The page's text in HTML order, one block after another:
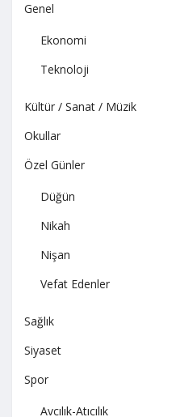
Genel
Ekonomi
Teknoloji
Kültür / Sanat / Müzik
Okullar
Özel Günler
Düğün
Nikah
Nişan
Vefat Edenler
Sağlık
Siyaset
Spor
Avcılık-Atıcılık